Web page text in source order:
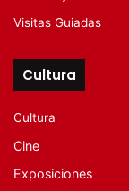
Visitas Guiadas
Cultura
Cultura
Cine
Exposiciones